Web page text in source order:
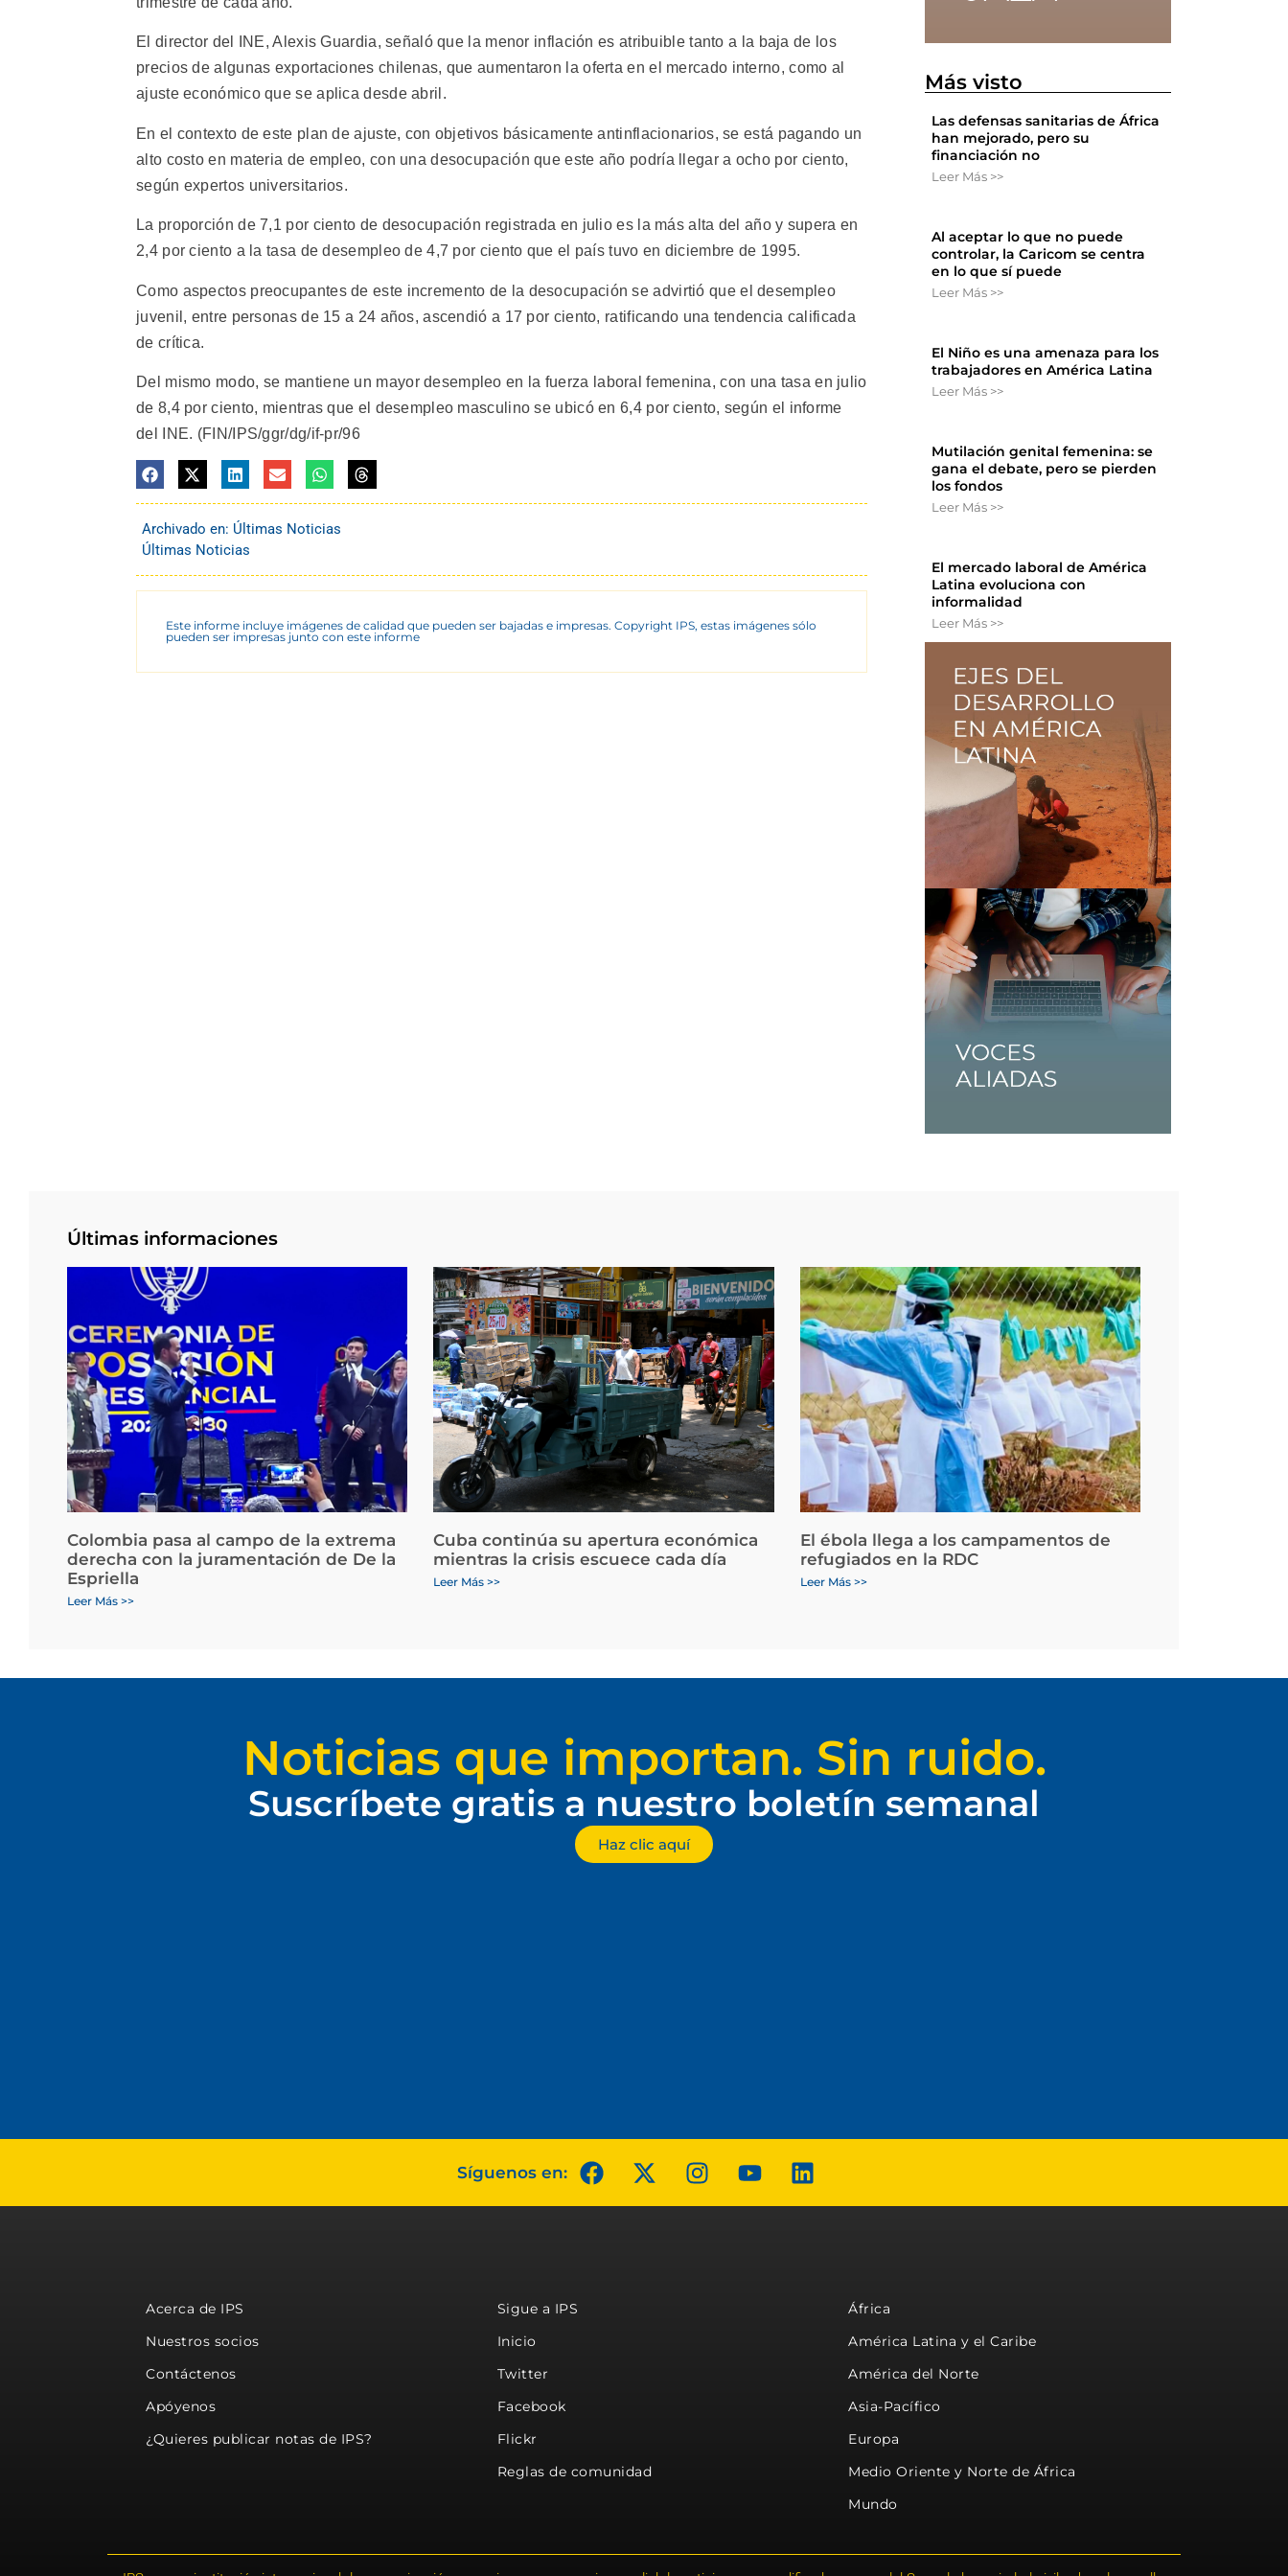
El director del INE, Alexis Guardia, señaló que la menor inflación es atribuible tanto a la baja de los
precios de algunas exportaciones chilenas, que aumentaron la oferta en el mercado interno, como al
ajuste económico que se aplica desde abril.
En el contexto de este plan de ajuste, con objetivos básicamente antinflacionarios, se está pagando un
alto costo en materia de empleo, con una desocupación que este año podría llegar a ocho por ciento,
según expertos universitarios.
La proporción de 7,1 por ciento de desocupación registrada en julio es la más alta del año y supera en
2,4 por ciento a la tasa de desempleo de 4,7 por ciento que el país tuvo en diciembre de 1995.
Como aspectos preocupantes de este incremento de la desocupación se advirtió que el desempleo
juvenil, entre personas de 15 a 24 años, ascendió a 17 por ciento, ratificando una tendencia calificada
de crítica.
Del mismo modo, se mantiene un mayor desempleo en la fuerza laboral femenina, con una tasa en julio
de 8,4 por ciento, mientras que el desempleo masculino se ubicó en 6,4 por ciento, según el informe
del INE. (FIN/IPS/ggr/dg/if-pr/96
Archivado en: Últimas Noticias
Últimas Noticias
Este informe incluye imágenes de calidad que pueden ser bajadas e impresas. Copyright IPS, estas imágenes sólo
pueden ser impresas junto con este informe
Más visto
Las defensas sanitarias de África
han mejorado, pero su
financiación no
Leer Más >>
Al aceptar lo que no puede
controlar, la Caricom se centra
en lo que sí puede
Leer Más >>
El Niño es una amenaza para los
trabajadores en América Latina
Leer Más >>
Mutilación genital femenina: se
gana el debate, pero se pierden
los fondos
Leer Más >>
El mercado laboral de América
Latina evoluciona con
informalidad
Leer Más >>
Últimas informaciones
Colombia pasa al campo de la extrema
derecha con la juramentación de De la
Espriella
Leer Más >>
Cuba continúa su apertura económica
mientras la crisis escuece cada día
Leer Más >>
El ébola llega a los campamentos de
refugiados en la RDC
Leer Más >>
Noticias que importan. Sin ruido.
Suscríbete gratis a nuestro boletín semanal
Haz clic aquí
Síguenos en:
Acerca de IPS
Nuestros socios
Contáctenos
Apóyenos
¿Quieres publicar notas de IPS?
Sigue a IPS
Inicio
Twitter
Facebook
Flickr
Reglas de comunidad
África
América Latina y el Caribe
América del Norte
Asia-Pacífico
Europa
Medio Oriente y Norte de África
Mundo